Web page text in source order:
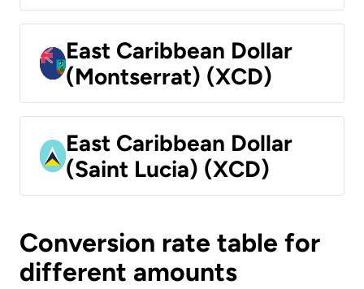
East Caribbean Dollar
(Montserrat) (XCD)
East Caribbean Dollar
(Saint Lucia) (XCD)
Conversion rate table for
different amounts